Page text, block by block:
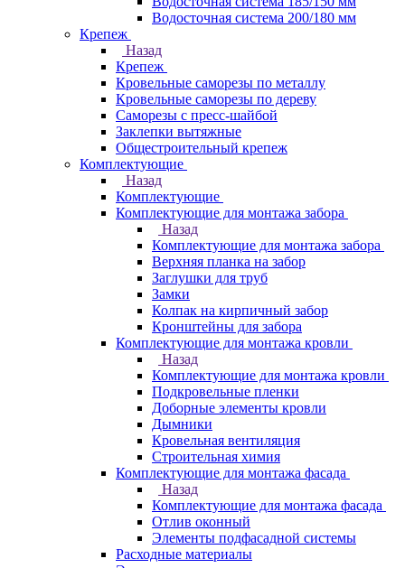
Водосточная система 200/180 мм
Крепеж
Назад
Крепеж
Кровельные саморезы по металлу
Кровельные саморезы по дереву
Саморезы с пресс-шайбой
Заклепки вытяжные
Общестроительный крепеж
Комплектующие
Назад
Комплектующие
Комплектующие для монтажа забора
Назад
Комплектующие для монтажа забора
Верхняя планка на забор
Заглушки для труб
Замки
Колпак на кирпичный забор
Кронштейны для забора
Комплектующие для монтажа кровли
Назад
Комплектующие для монтажа кровли
Подкровельные пленки
Доборные элементы кровли
Дымники
Кровельная вентиляция
Строительная химия
Комплектующие для монтажа фасада
Назад
Комплектующие для монтажа фасада
Отлив оконный
Элементы подфасадной системы
Расходные материалы